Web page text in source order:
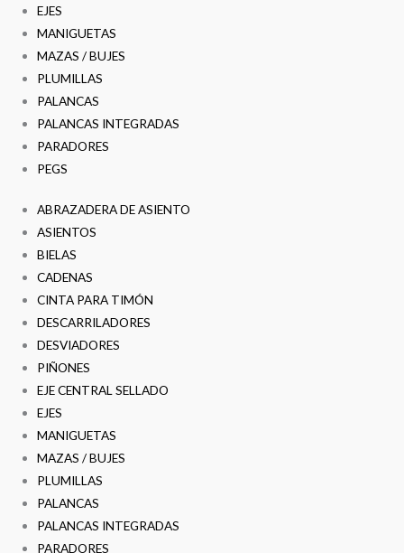
EJES
MANIGUETAS
MAZAS / BUJES
PLUMILLAS
PALANCAS
PALANCAS INTEGRADAS
PARADORES
PEGS
ABRAZADERA DE ASIENTO
ASIENTOS
BIELAS
CADENAS
CINTA PARA TIMÓN
DESCARRILADORES
DESVIADORES
PIÑONES
EJE CENTRAL SELLADO
EJES
MANIGUETAS
MAZAS / BUJES
PLUMILLAS
PALANCAS
PALANCAS INTEGRADAS
PARADORES